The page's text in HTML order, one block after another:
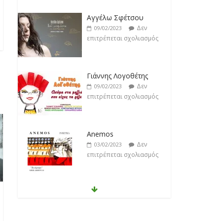
Αγγέλω Σφέτσου
09/02/2023
Δεν
επιτρέπεται σχολιασμός
Γιάννης Λογοθέτης
09/02/2023
Δεν
επιτρέπεται σχολιασμός
Anemos
03/02/2023
Δεν
επιτρέπεται σχολιασμός
Θοδωρής Φέρρης